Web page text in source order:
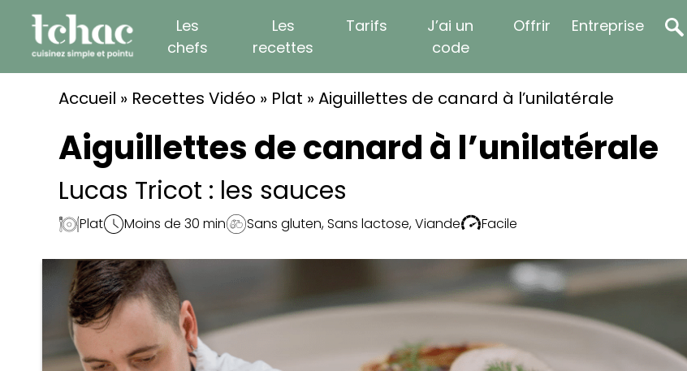
content
Les
chefs
Les
recettes
Tarifs
J’ai un
code
Offrir Entreprise
Accueil » Recettes Vidéo » Plat »Aiguillettes de canard à l’unilatérale
Aiguillettes de canard à l’unilatérale
Lucas Tricot : les sauces
Plat Moins de 30 min Sans gluten,Sans lactose,Viande Facile